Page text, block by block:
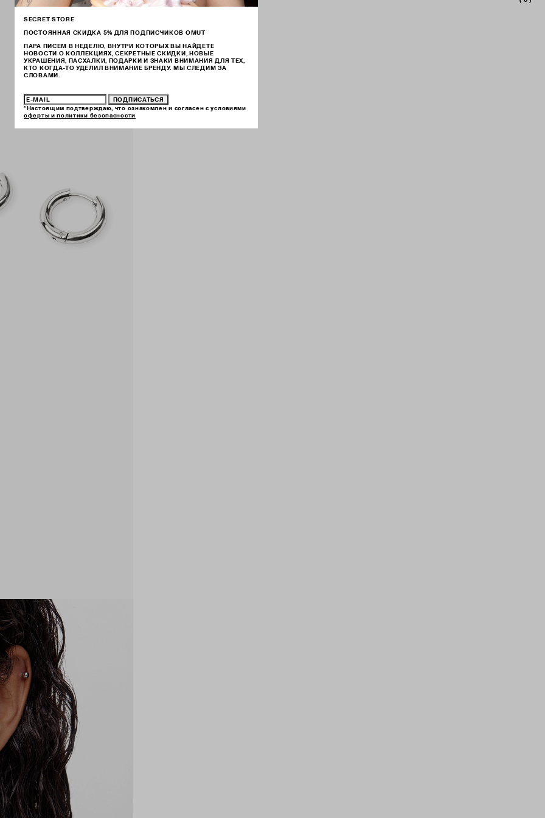
SECRET STORE
ПОСТОЯННАЯ СКИДКА 5% ДЛЯ ПОДПИСЧИКОВ OMUT
ПАРА ПИСЕМ В НЕДЕЛЮ, ВНУТРИ КОТОРЫХ ВЫ НАЙДЕТЕ
НОВОСТИ О КОЛЛЕКЦИЯХ, СЕКРЕТНЫЕ СКИДКИ, НОВЫЕ
УКРАШЕНИЯ, ПАСХАЛКИ, ПОДАРКИ И ЗНАКИ ВНИМАНИЯ ДЛЯ ТЕХ,
КТО КОГДА-ТО УДЕЛИЛ ВНИМАНИЕ БРЕНДУ. МЫ СЛЕДИМ ЗА
СЛОВАМИ.
ПОДПИСАТЬСЯ
*Настоящим подтверждаю, что ознакомлен и согласен с условиями
оферты и политики безопасности